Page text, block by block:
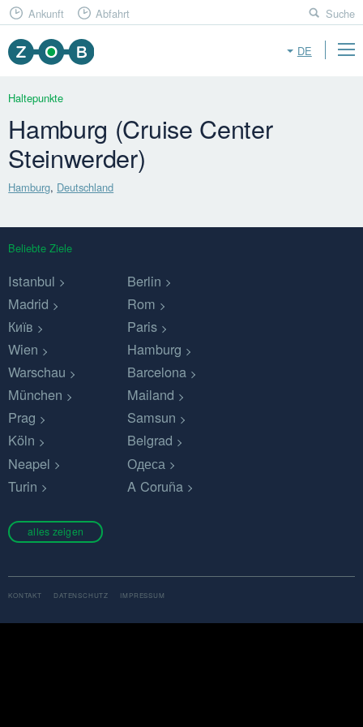
DE
Ankunft Abfahrt Suche
Haltepunkte
Hamburg (Cruise Center
Steinwerder)
Hamburg, Deutschland
Beliebte Ziele
Istanbul
Berlin
Madrid
Rom
Київ
Paris
Wien
Hamburg
Warschau
Barcelona
München
Mailand
Prag
Samsun
Köln
Belgrad
Neapel
Одеса
Turin
A Coruña
alles zeigen
KONTAKT DATENSCHUTZ IMPRESSUM